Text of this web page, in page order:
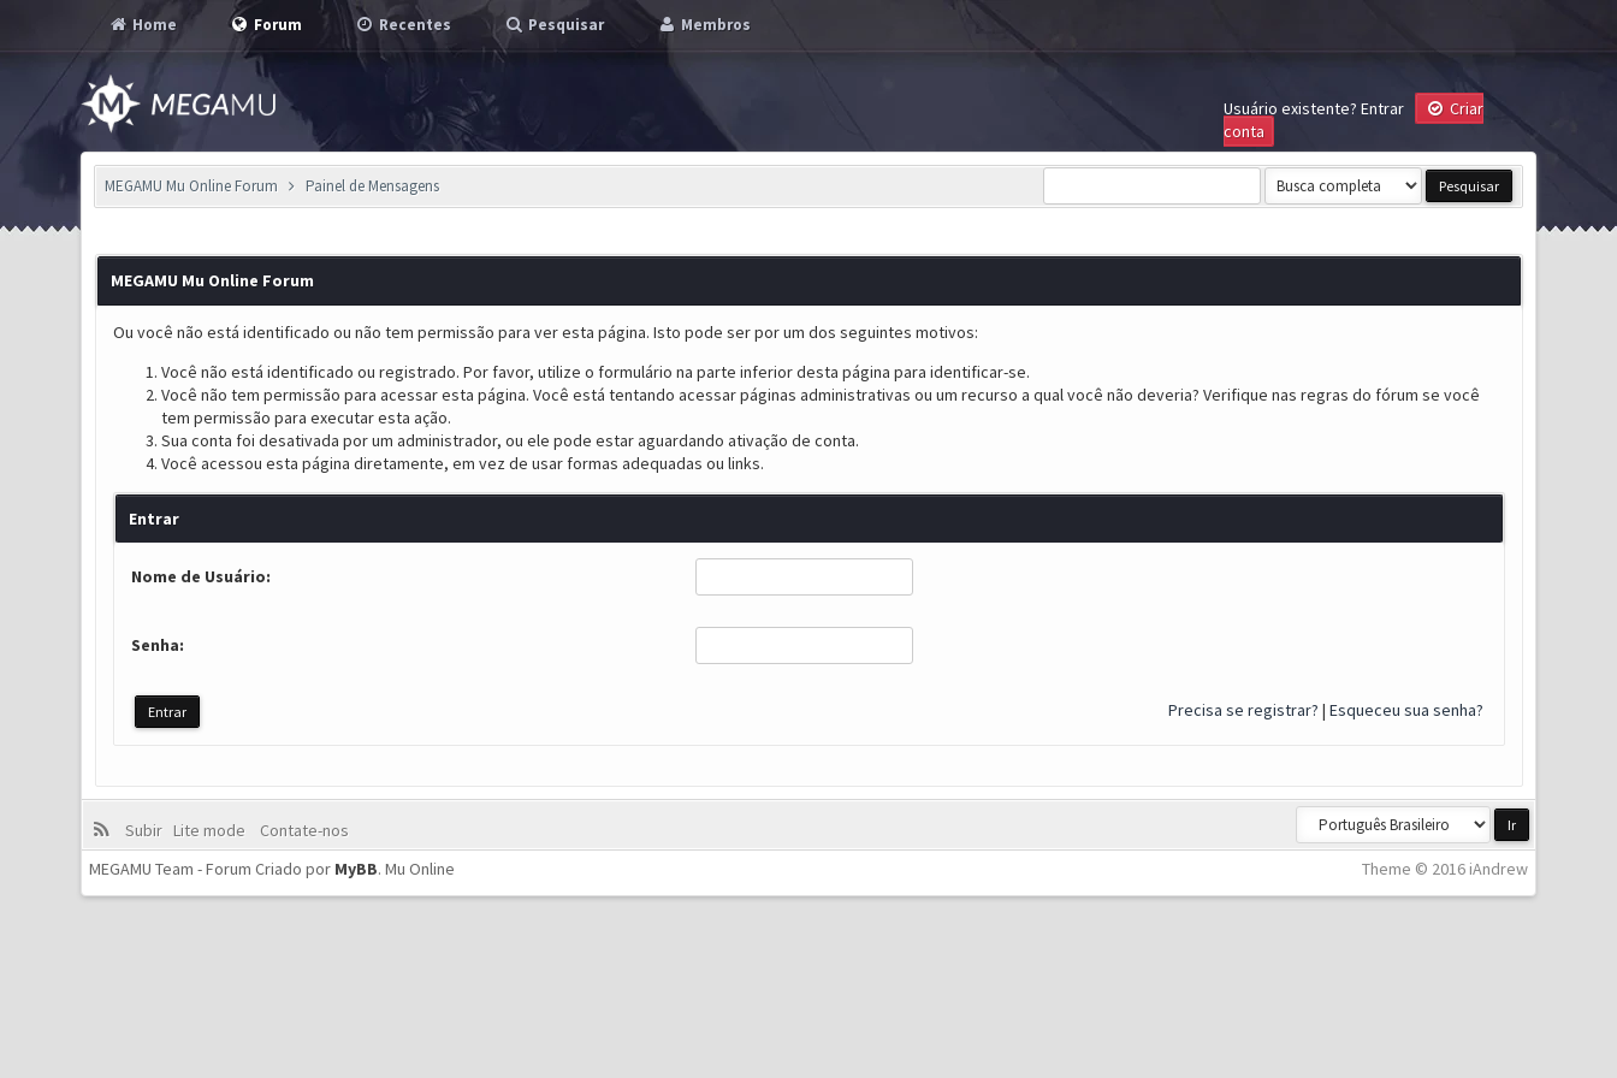
Home Forum Recentes Pesquisar Membros
Usuário existente? Entrar
Criar
conta
MEGAMU Mu Online Forum Painel de Mensagens
MEGAMU Mu Online Forum
Ou você não está identificado ou não tem permissão para ver esta página. Isto pode ser por um dos seguintes motivos:
Você não está identificado ou registrado. Por favor, utilize o formulário na parte inferior desta página para identificar-se.
Você não tem permissão para acessar esta página. Você está tentando acessar páginas administrativas ou um recurso a qual você não deveria? Verifique nas regras do fórum se você
tem permissão para executar esta ação.
Sua conta foi desativada por um administrador, ou ele pode estar aguardando ativação de conta.
Você acessou esta página diretamente, em vez de usar formas adequadas ou links.
Entrar
Nome de Usuário:
Senha:
Precisa se registrar? | Esqueceu sua senha?
Subir Lite mode
Contate-nos
Theme © 2016 iAndrew
MEGAMU Team - Forum Criado por MyBB.Mu Online